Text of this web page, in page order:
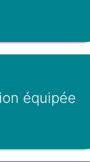
équipée